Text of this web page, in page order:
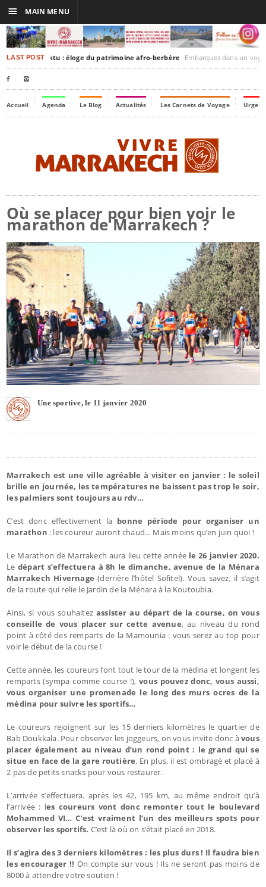
LAST POST
Timbuktu : éloge du patrimoine afro-berbère Embarquez dans un voyage culturel dans le
 
Accueil Agenda Le Blog Actualités Les Carnets de Voyage
Où se placer pour bien voir le
marathon de Marrakech ?
Une sportive, le 11 janvier 2020
Marrakech est une ville agréable à visiter en janvier : le soleil
brille en journée, les températures ne baissent pas trop le soir,
les palmiers sont toujours au rdv…
C’est donc effectivement la bonne période pour organiser un
marathon : les coureur auront chaud… Mais moins qu’en juin quoi !
Le Marathon de Marrakech aura lieu cette année le 26 janvier 2020.
Ledépart s’effectuera à 8h le dimanche, avenue de la Ménara
Marrakech Hivernage (derrière l’hôtel Sofitel). Vous savez, il s’agit
de la route qui relie le Jardin de la Ménara à la Koutoubia.
Ainsi, si vous souhaitez assister au départ de la course, on vous
conseille de vous placer sur cette avenue, au niveau du rond
point à côté des remparts de la Mamounia : vous serez au top pour
voir le début de la course !
Cette année, les coureurs font tout le tour de la médina et longent les
remparts (sympa comme course !),vous pouvez donc, vous aussi,
vous organiser une promenade le long des murs ocres de la
médina pour suivre les sportifs…
Le coureurs rejoignent sur les 15 derniers kilomètres le quartier de
Bab Doukkala. Pour observer les joggeurs, on vous invite donc àvous
placer également au niveau d’un rond point : le grand qui se
situe en face de la gare routière. En plus, il est ombragé et placé à
2 pas de petits snacks pour vous restaurer.
L’arrivée s’effectuera, après les 42, 195 km, au même endroit qu’à
l’arrivée : les coureurs vont donc remonter tout le boulevard
Mohammed VI… C’est vraiment l’un des meilleurs spots pour
observer les sportifs. C’est là où on s’était placé en 2018.
Il s’agira des 3 derniers kilomètres : les plus durs ! Il faudra bien
les encourager !! On compte sur vous ! Ils ne seront pas moins de
8000 à attendre votre soutien !
☰ MAIN MENU